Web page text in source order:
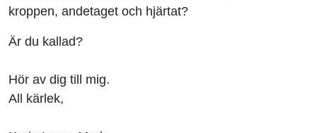
kroppen, andetaget och hjärtat?
Är du kallad?
Hör av dig till mig.
All kärlek,